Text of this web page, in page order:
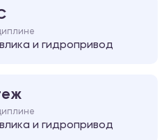
и гидропривод
и гидропривод